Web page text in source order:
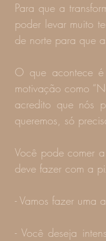
Para que a
poder levar muito
de norte para que
O que acontece
motivação como
acredito que nós
queremos, só
Você pode comer
deve fazer com a
- Vamos fazer uma
- Você deseja